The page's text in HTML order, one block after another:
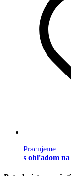
Pracujeme
s ohľadom